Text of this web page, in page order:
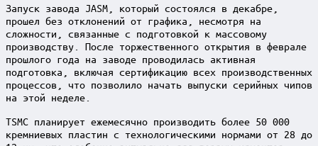
Запуск завода JASM, который состоялся в декабре,
прошел без отклонений от графика, несмотря на
сложности, связанные с подготовкой к массовому
производству. После торжественного открытия в феврале
прошлого года на заводе проводилась активная
подготовка, включая сертификацию всех производственных
процессов, что позволило начать выпуски серийных чипов
на этой неделе.
TSMC планирует ежемесячно производить более 50 000
кремниевых пластин с технологическими нормами от 28 до